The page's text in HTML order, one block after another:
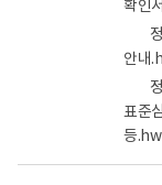
확인
안내
표준
등